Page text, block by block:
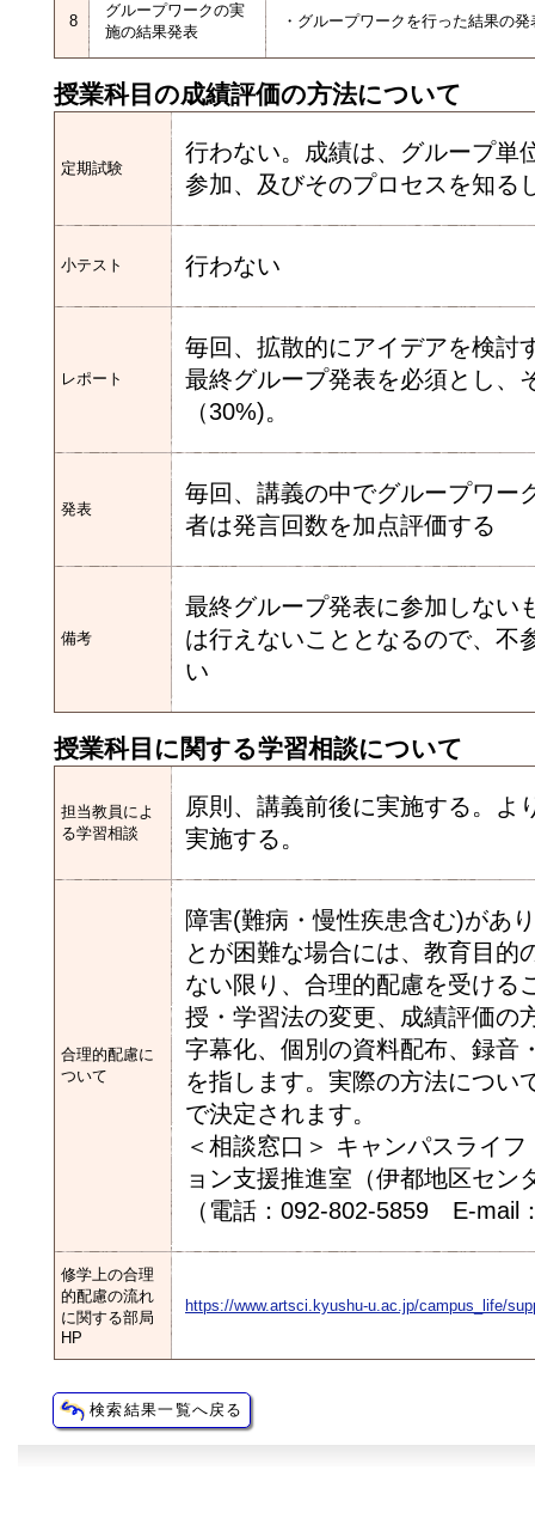
8
グループワークの実
施の結果発表
・グループワークを行った結果の
授業科目の成績評価の方法について
定期試験
行わない。成績は、グループ単
参加、及びそのプロセスを知る
小テスト 行わない
レポート
毎回、拡散的にアイデアを検討
最終グループ発表を必須とし、
（30%)。
発表
毎回、講義の中でグループワー
者は発言回数を加点評価する
備考
最終グループ発表に参加しない
は行えないこととなるので、不
い
授業科目に関する学習相談について
担当教員によ
る学習相談
原則、講義前後に実施する。よ
実施する。
合理的配慮に
ついて
障害(難病・慢性疾患含む)があ
とが困難な場合には、教育目的
ない限り、合理的配慮を受ける
授・学習法の変更、成績評価の
字幕化、個別の資料配布、録音
を指します。実際の方法につい
で決定されます。
＜相談窓口＞ キャンパスライ
ョン支援推進室（伊都地区セン
（電話：092-802-5859 E-mail
修学上の合理
的配慮の流れ
に関する部局
HP
https://www.artsci.kyushu-u.ac.jp/campus_life/